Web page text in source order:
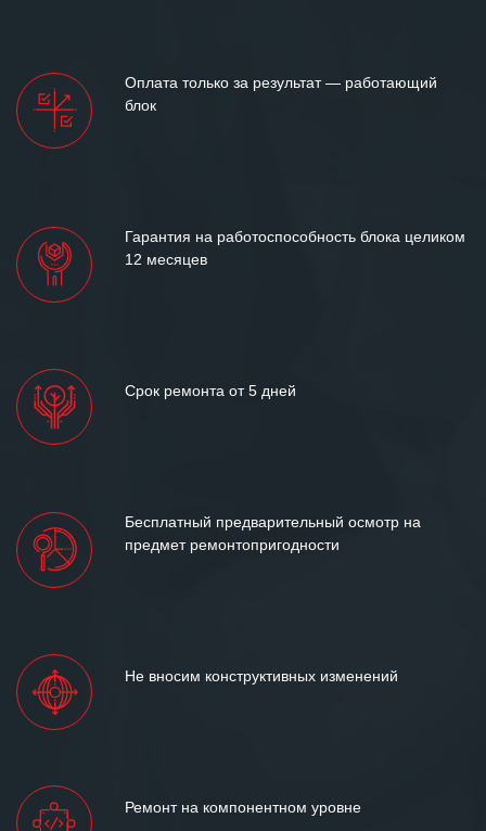
Оплата только за результат — работающий
блок
Гарантия на работоспособность блока целиком
12 месяцев
Срок ремонта от 5 дней
Бесплатный предварительный осмотр на
предмет ремонтопригодности
Не вносим конструктивных изменений
Ремонт на компонентном уровне